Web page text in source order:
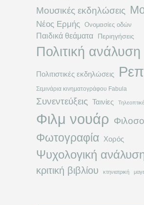
Μουσικές εκδηλώσεις
Νέος Ερμής Ονομασίες οδών
Παιδικά θεάματα Περιηγήσεις
Πολιτική ανάλυση
Πολιτιστικές εκδηλώσεις
Σεμινάρια κινηματογράφου Fabula
Συνεντεύξεις Ταινίες
Φιλμ νουάρ
Φωτογραφία Χορός
Ψυχολογική
κριτική βιβλίου κτηνιατρική